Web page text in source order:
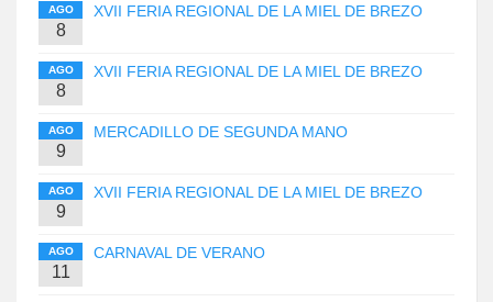
AGO
8
XVII FERIA REGIONAL DE LA MIEL DE BREZO
AGO
8
XVII FERIA REGIONAL DE LA MIEL DE BREZO
AGO
9
MERCADILLO DE SEGUNDA MANO
AGO
9
XVII FERIA REGIONAL DE LA MIEL DE BREZO
AGO
11
CARNAVAL DE VERANO